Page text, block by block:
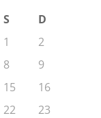
S
D
1
2
8
9
15
16
22
23